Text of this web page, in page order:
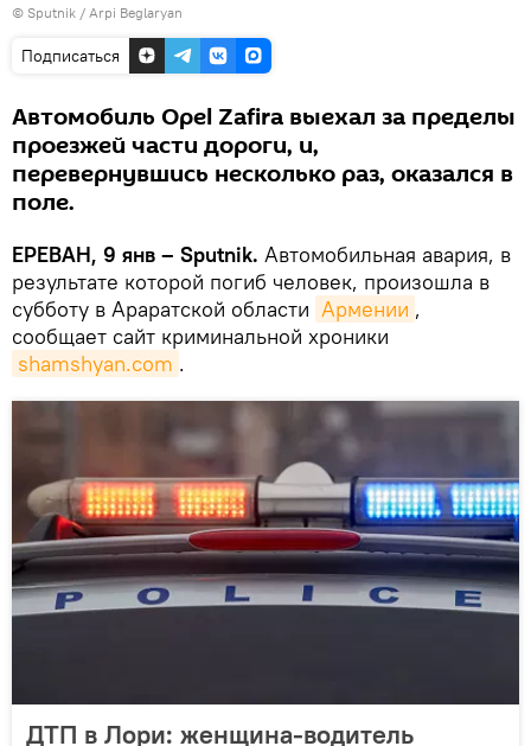
© Sputnik / Arpi Beglaryan
Подписаться
Автомобиль Opel Zafira выехал за пределы
проезжей части дороги, и,
перевернувшись несколько раз, оказался в
поле.
ЕРЕВАН, 9 янв – Sputnik. Автомобильная авария, в
результате которой погиб человек, произошла в
субботу в Араратской области Армении ,
сообщает сайт криминальной хроники
shamshyan.com .
ДТП в Лори: женщина-водитель